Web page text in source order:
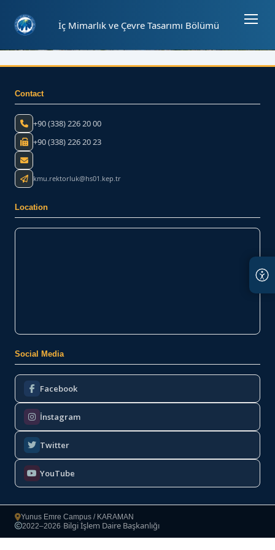
İç Mimarlık ve Çevre Tasarımı Bölümü
- Home
01 01
Contact
+90 (338) 226 20 00
+90 (338) 226 20 23
kmu.rektorluk@hs01.kep.tr
Location
Social Media
Facebook
İnstagram
Twitter
YouTube
Yunus Emre Campus / KARAMAN
Copyright
2022–2026·Bilgi İşlem Daire Başkanlığı